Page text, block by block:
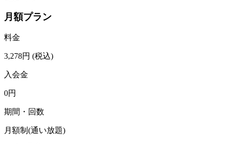
月額プラン
料金
3,278円 (税込)
入会金
0円
期間・回数
月額制(通い放題)